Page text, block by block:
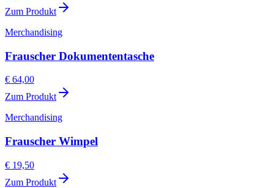
Zum Produkt
Merchandising
Frauscher Dokumententasche
€ 64,00
Zum Produkt
Merchandising
Frauscher Wimpel
€ 19,50
Zum Produkt